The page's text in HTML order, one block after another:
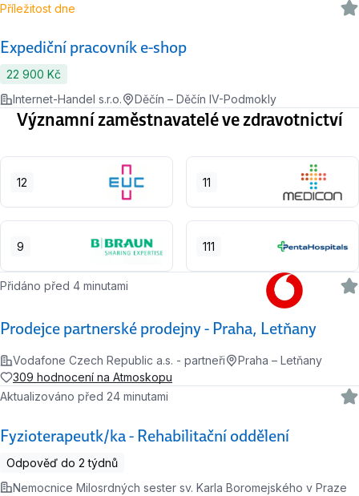
Expediční pracovník e-shop
Příležitost dne
22 900 Kč
Internet-Handel s.r.o.
Děčín – Děčín IV-Podmokly
Významní zaměstnavatelé ve zdravotnictví
12 11
9 111
Prodejce partnerské prodejny - Praha, Letňany
Přidáno před 4 minutami
Vodafone Czech Republic a.s. - partneři
Praha – Letňany
309 hodnocení na Atmoskopu
Fyzioterapeutk/ka - Rehabilitační oddělení
Aktualizováno před 24 minutami
Odpověď do 2 týdnů
Nemocnice Milosrdných sester sv. Karla Boromejského v Praze